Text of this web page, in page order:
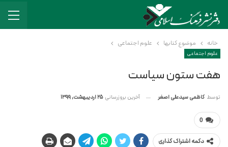
خانه موضوع کتابها علوم اجتماعی
علوم اجتماعی
هفت ستون سیاست
توسط کاظمی سیدعلی اصغر آخرین بروزرسانی 25 اردیبهشت, 1399
0
دکمه اشتراک گذاری